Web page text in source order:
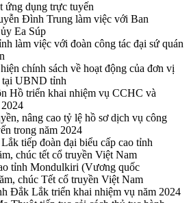
ứng dụng trực tuyến
Đình Trung làm việc với Ban
Ea Súp
làm việc với đoàn công tác đại sứ quán
chính sách về hoạt động của đơn vị
tại UBND tỉnh
Hồ triển khai nhiệm vụ CCHC và
nâng cao tỷ lệ hồ sơ dịch vụ công
trong năm 2024
tiếp đoàn đại biểu cấp cao tỉnh
chúc tết cổ truyền Việt Nam
tỉnh Mondulkiri (Vương quốc
chúc Tết cổ truyền Việt Nam
Đắk Lắk triển khai nhiệm vụ năm 2024